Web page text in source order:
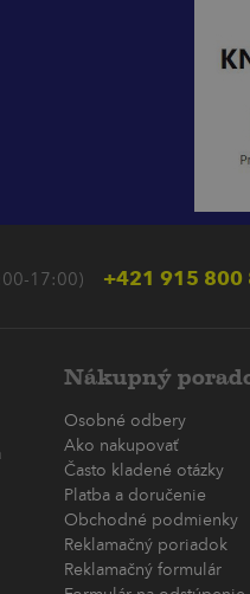
17:00) +421 915 800
Nákupný
Osobné odbery
Ako nakupovať
Často kladené otázky
Platba a doručenie
Obchodné podmienky
Reklamačný poriadok
Reklamačný formulár